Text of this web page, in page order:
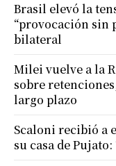
Brasil elevó la
“provocación sin
bilateral
Milei vuelve a la
sobre
largo plazo
Scaloni recibió a
su casa de